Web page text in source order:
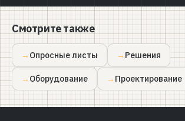
Смотрите также
Опросные листы Решения
Оборудование Проектирование